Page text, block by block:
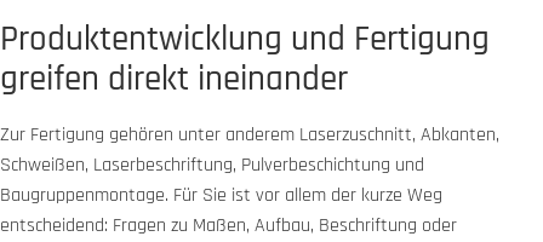
Produktentwicklung und Fertigung
greifen direkt ineinander
Zur Fertigung gehören unter anderem Laserzuschnitt, Abkanten,
Schweißen, Laserbeschriftung, Pulverbeschichtung und
Baugruppenmontage. Für Sie ist vor allem der kurze Weg
entscheidend: Fragen zu Maßen, Aufbau, Beschriftung oder